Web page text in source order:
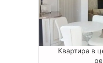
Квартира в